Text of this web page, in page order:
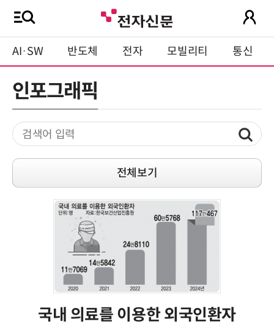
AI·SW 반도체 전자 모빌리티 통신
인포그래픽
전체보기
국내 의료를 이용한 외국인환자